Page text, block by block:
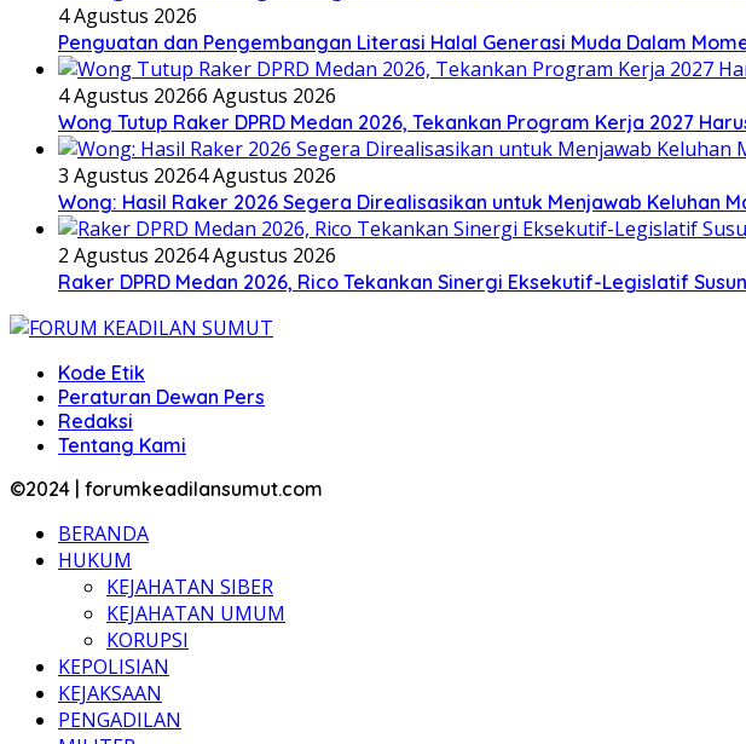
4 Agustus 2026
Penguatan dan Pengembangan Literasi Halal Generasi Muda Dalam
4 Agustus 20266 Agustus 2026
Wong Tutup Raker DPRD Medan 2026, Tekankan Program Kerja 2027
3 Agustus 20264 Agustus 2026
Wong: Hasil Raker 2026 Segera Direalisasikan untuk Menjawab Keluhan
2 Agustus 20264 Agustus 2026
Raker DPRD Medan 2026, Rico Tekankan Sinergi Eksekutif-Legislatif
Kode Etik
Peraturan Dewan Pers
Redaksi
Tentang Kami
©2024 | forumkeadilansumut.com
BERANDA
HUKUM
KEJAHATAN SIBER
KEJAHATAN UMUM
KORUPSI
KEPOLISIAN
KEJAKSAAN
PENGADILAN